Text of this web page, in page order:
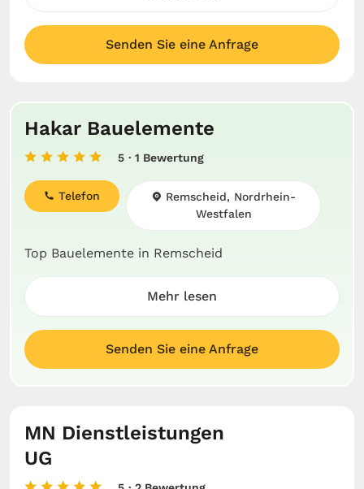
Senden Sie eine Anfrage
Hakar Bauelemente
5 · 1 Bewertung
Top Bauelemente in Remscheid
Telefon
Remscheid, Nordrhein-
Westfalen
Mehr lesen
Senden Sie eine Anfrage
MN Dienstleistungen
UG